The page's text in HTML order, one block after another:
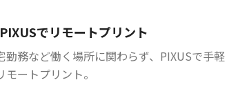
PIXUSでリモートプリント
勤務など働く場所に関わらず、PIXUSで手軽
モートプリント。